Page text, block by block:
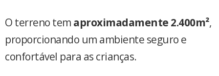
O terreno tem aproximadamente 2.400m²,
proporcionando um ambiente seguro e
confortável para as crianças.